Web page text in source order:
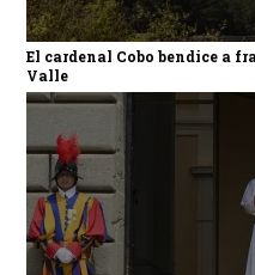
El cardenal Cobo bendice a
Valle